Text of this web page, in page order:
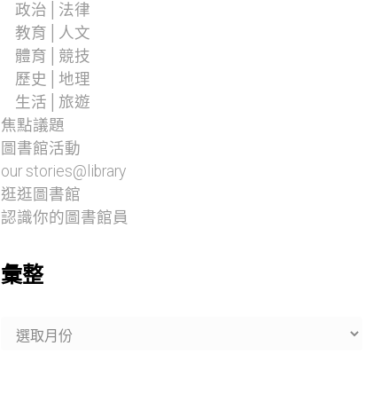
政治│法律
教育│人文
體育│競技
歷史│地理
生活│旅遊
焦點議題
圖書館活動
our stories@library
逛逛圖書館
認識你的圖書館員
彙整